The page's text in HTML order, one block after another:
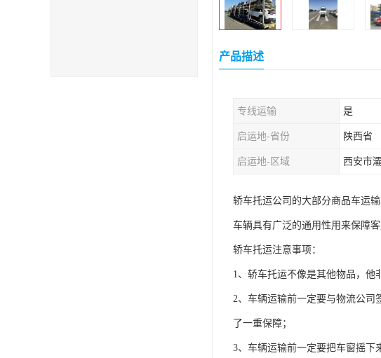
产品描述
专线运输 是
启运地-省份 陕西省
启运地-区域 西安市
轿车托运公司的大部分商品车运
车辆具有广泛的通用性用来保障
轿车托运注意事项：
1、轿车托运不像是其他物品，他
2、车辆运输前一定要与物流公司
了一重保障；
3、车辆运输前一定要把车窗摇下